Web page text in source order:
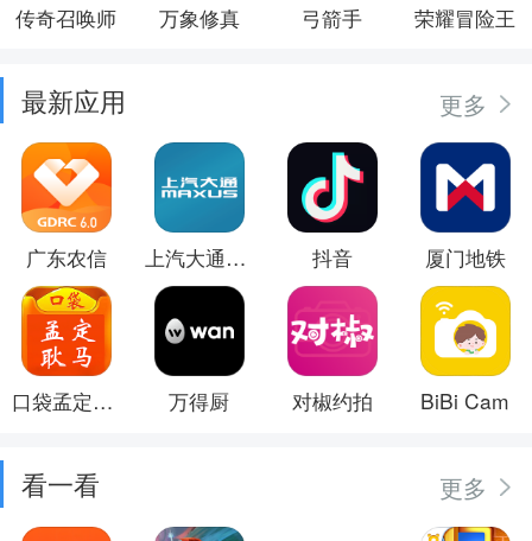
传奇召唤师 万象修真 弓箭手 荣耀冒险王
最新应用 更多
广东农信 上汽大通MAXUS 抖音 厦门地铁
口袋孟定耿马 万得厨 对椒约拍 BiBi Cam
看一看 更多